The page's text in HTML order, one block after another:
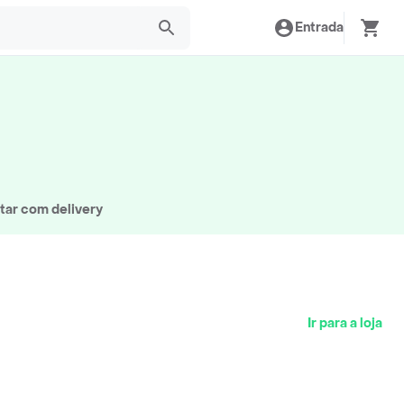
Entrada
com delivery
Ir para a loja